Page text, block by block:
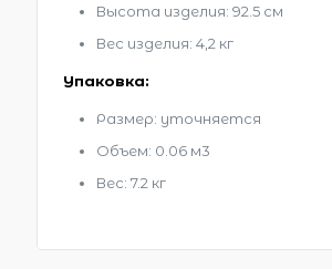
Высота изделия: 92.5 см
Вес изделия: 4,2 кг
Упаковка:
Размер: уточняется
Объем: 0.06 м3
Вес: 7.2 кг